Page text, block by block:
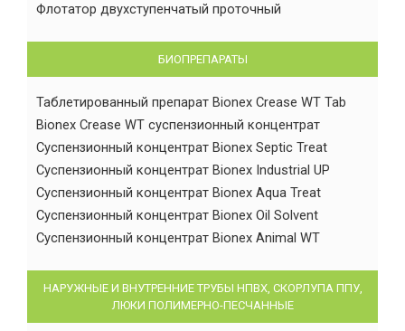
Флотатор двухступенчатый проточный
БИОПРЕПАРАТЫ
Таблетированный препарат Bionex Crease WT Tab
Bionex Crease WT суспензионный концентрат
Суспензионный концентрат Bionex Septic Treat
Суспензионный концентрат Bionex Industrial UP
Суспензионный концентрат Bionex Aqua Treat
Суспензионный концентрат Bionex Oil Solvent
Суспензионный концентрат Bionex Animal WT
НАРУЖНЫЕ И ВНУТРЕННИЕ ТРУБЫ НПВХ, СКОРЛУПА ППУ,
ЛЮКИ ПОЛИМЕРНО-ПЕСЧАННЫЕ